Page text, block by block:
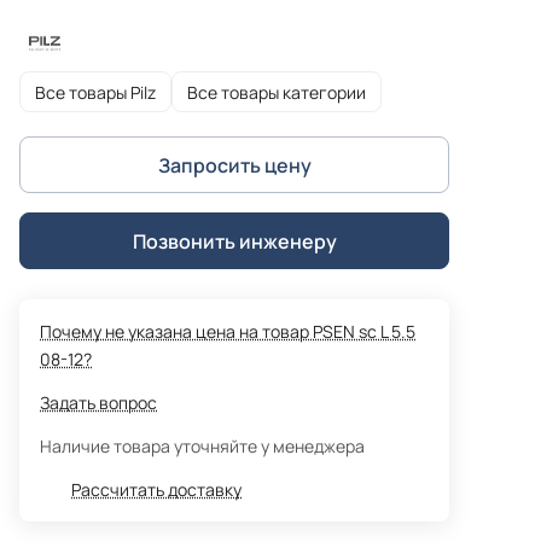
Все товары Pilz Все товары категории
Запросить цену
Позвонить инженеру
Почему не указана цена на товар PSEN sc L 5.5
08-12?
Задать вопрос
Наличие товара уточняйте у менеджера
Рассчитать доставку